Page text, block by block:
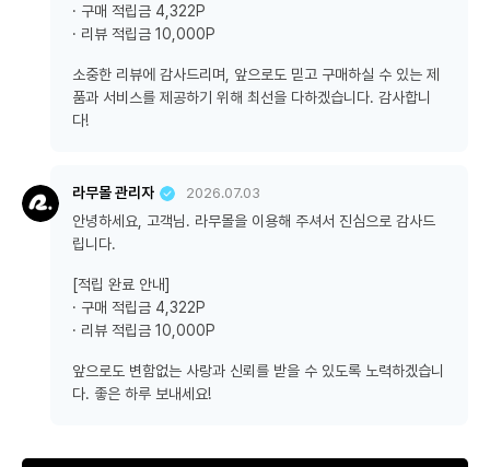
· 구매 적립금 4,322P
· 리뷰 적립금 10,000P
소중한 리뷰에 감사드리며, 앞으로도 믿고 구매하실 수 있는 제
품과 서비스를 제공하기 위해 최선을 다하겠습니다. 감사합니
다!
라무몰 관리자 2026.07.03
안녕하세요, 고객님. 라무몰을 이용해 주셔서 진심으로 감사드
립니다.
[적립 완료 안내]
· 구매 적립금 4,322P
· 리뷰 적립금 10,000P
앞으로도 변함없는 사랑과 신뢰를 받을 수 있도록 노력하겠습니
다. 좋은 하루 보내세요!